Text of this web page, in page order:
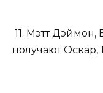
11. Мэтт
получают Оскар,